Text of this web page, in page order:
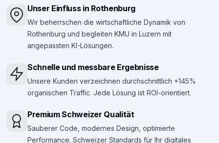
Unser Einfluss in Rothenburg
Wir beherrschen die wirtschaftliche Dynamik von
Rothenburg und begleiten KMU in Luzern mit
angepassten KI-Lösungen.
Schnelle und messbare Ergebnisse
Unsere Kunden verzeichnen durchschnittlich +145%
organischen Traffic. Jede Lösung ist ROI-orientiert.
Premium Schweizer Qualität
Sauberer Code, modernes Design, optimierte
Performance. Schweizer Standards für Ihr digitales